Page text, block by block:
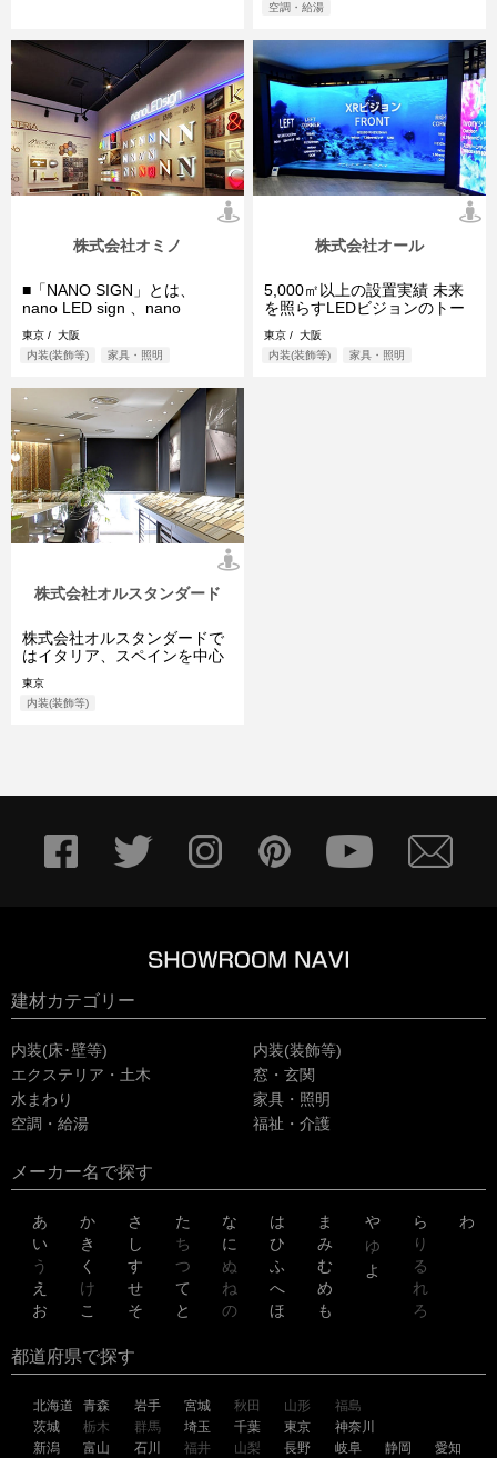
空調・給湯
株式会社オミノ
■「NANO SIGN」とは、
nano LED sign 、nano
MATERIAの2つの製品群から
なる、株式会社オミ ...
東京 / 大阪
内装(装飾等)
家具・照明
株式会社オール
5,000㎡以上の設置実績 未来
を照らすLEDビジョンのトー
タルカンパニー 株式会社オー
ルは ...
東京 / 大阪
内装(装飾等)
家具・照明
株式会社オルスタンダード
株式会社オルスタンダードで
はイタリア、スペインを中心
としたヨーロッパのタイルや
その他国 ...
東京
内装(装飾等)
建材カテゴリー
内装(床･壁等)
内装(装飾等)
エクステリア・土木
窓・玄関
水まわり
家具・照明
空調・給湯
福祉・介護
メーカー名で探す
あ
い
う
え
お
か
き
く
け
こ
さ
し
す
せ
そ
た
ち
つ
て
と
な
に
ぬ
ね
の
は
ひ
ふ
へ
ほ
ま
み
む
め
も
や
ゆ
よ
ら
り
る
れ
ろ
わ
都道府県で探す
北海道 青森 岩手 宮城 秋田 山形
福島
茨城
栃木 群馬 埼玉 千葉 東京
神奈川
新潟
富山 石川 福井 山梨 長野 岐阜 静岡 愛知